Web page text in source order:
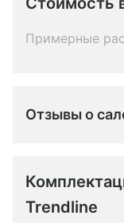
Примерные
Отзывы о
Trendline